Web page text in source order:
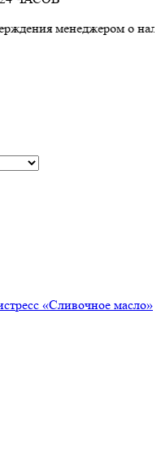
о наличии
«Сливочное масло»